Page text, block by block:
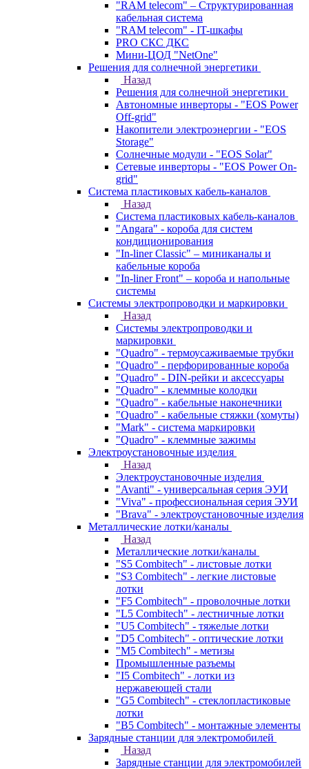
"RAM telecom" – Структурированная
кабельная система
"RAM telecom" - IT-шкафы
PRO СКС ДКС
Мини-ЦОД "NetOne"
Решения для солнечной энергетики
Назад
Решения для солнечной энергетики
Автономные инверторы - "EOS Power
Off-grid"
Накопители электроэнергии - "EOS
Storage"
Солнечные модули - "EOS Solar"
Сетевые инверторы - "EOS Power On-
grid"
Система пластиковых кабель-каналов
Назад
Система пластиковых кабель-каналов
"Angara" - короба для систем
кондиционирования
"In-liner Classic" – миниканалы и
кабельные короба
"In-liner Front" – короба и напольные
системы
Системы электропроводки и маркировки
Назад
Системы электропроводки и
маркировки
"Quadro" - термоусаживаемые трубки
"Quadro" - перфорированные короба
"Quadro" - DIN-рейки и аксессуары
"Quadro" - клеммные колодки
"Quadro" - кабельные наконечники
"Quadro" - кабельные стяжки (хомуты)
"Mark" - система маркировки
"Quadro" - клеммные зажимы
Электроустановочные изделия
Назад
Электроустановочные изделия
"Avanti" - универсальная серия ЭУИ
"Viva" - профессиональная серия ЭУИ
"Brava" - электроустановочные изделия
Металлические лотки/каналы
Назад
Металлические лотки/каналы
"S5 Combitech" - листовые лотки
"S3 Combitech" - легкие листовые
лотки
"F5 Combitech" - проволочные лотки
"L5 Combitech" - лестничные лотки
"U5 Combitech" - тяжелые лотки
"D5 Combitech" - оптические лотки
"M5 Combitech" - метизы
Промышленные разъемы
"I5 Combitech" - лотки из
нержавеющей стали
"G5 Combitech" - стеклопластиковые
лотки
"B5 Combitech" - монтажные элементы
Зарядные станции для электромобилей
Назад
Зарядные станции для электромобилей